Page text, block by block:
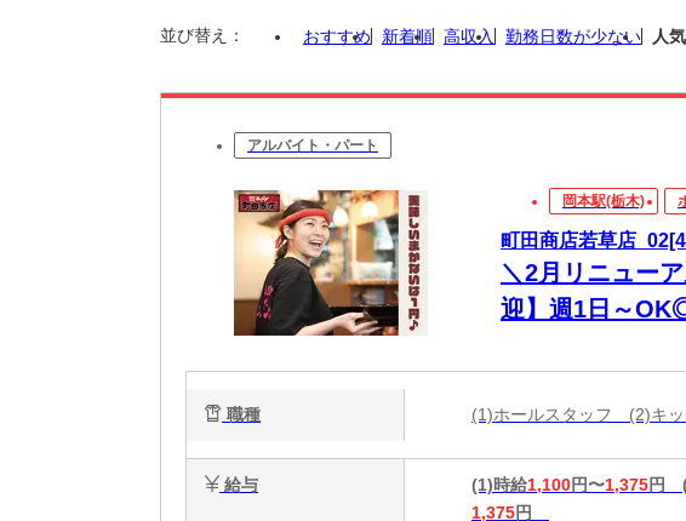
並び替え： おすすめ 新着順 高収入 勤務日数が少ない 人
アルバイト・パート
岡本駅(栃木)
町田商店若草店
＼2月リニュー
迎】週1日～
職種 (1)ホールスタッフ (2)キ
給与 (1)時給1,100円〜1,375円
1,375円